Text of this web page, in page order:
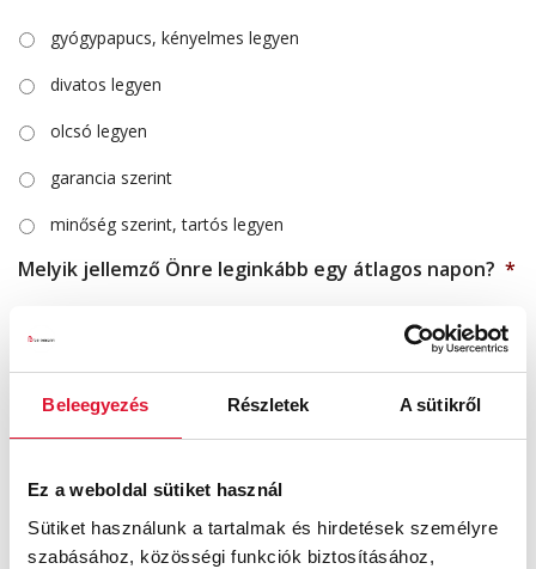
Beleegyezés Részletek A sütikről
Ez a weboldal sütiket használ
Sütiket használunk a tartalmak és hirdetések személyre
szabásához, közösségi funkciók biztosításához,
gyógypapucs, kényelmes legyen
divatos legyen
olcsó legyen
garancia szerint
minőség szerint, tartós legyen
Melyik jellemző Önre leginkább egy átlagos napon? *
sokat állok, rohangálok napközben a munkám miatt
sokat állok, rohangálok napközben otthon
sokszor meg kell állnom pihentetnem a lábam
Kérjük, töltse ki az űrlapot!